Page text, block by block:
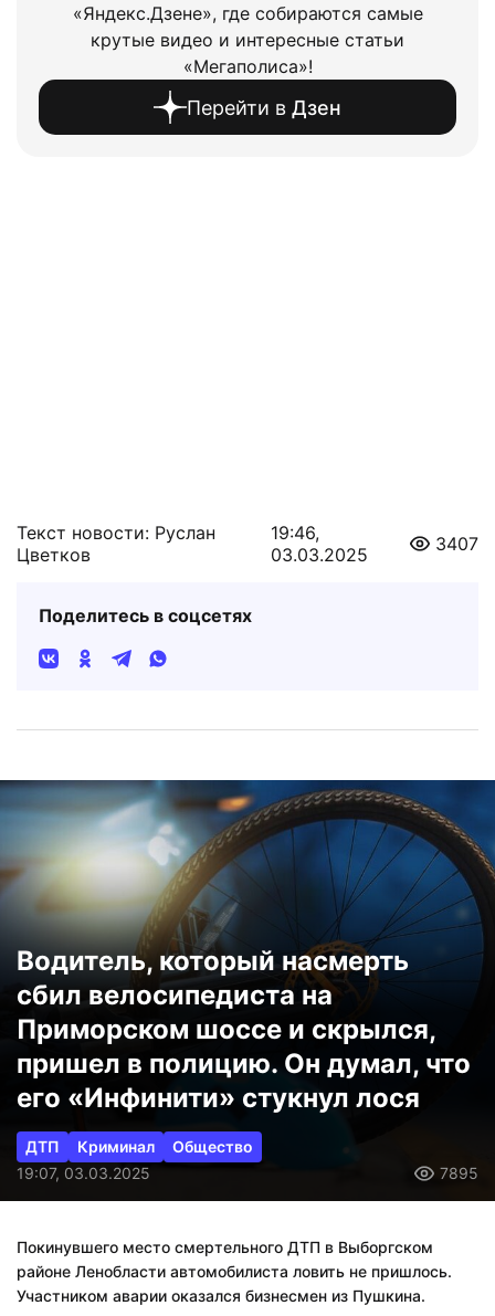
«Яндекс.Дзене», где собираются самые
крутые видео и интересные статьи
«Мегаполиса»!
Перейти в Дзен
Текст новости: Руслан
Цветков
19:46,
03.03.2025
3407
Поделитесь в соцсетях
Водитель, который насмерть
сбил велосипедиста на
Приморском шоссе и скрылся,
пришел в полицию. Он думал, что
его «Инфинити» стукнул лося
ДТП Криминал
Общество
19:07, 03.03.2025
7895
Покинувшего место смертельного ДТП в Выборгском
районе Ленобласти автомобилиста ловить не пришлось.
Участником аварии оказался бизнесмен из Пушкина.